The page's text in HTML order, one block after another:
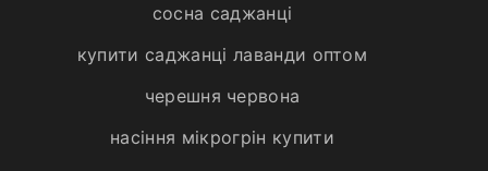
сосна саджанці
купити саджанці лаванди оптом
черешня червона
насіння мікрогрін купити